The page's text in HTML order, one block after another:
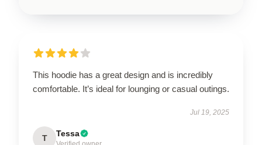
This hoodie has a great design and is incredibly
comfortable. It’s ideal for lounging or casual outings.
Jul 19, 2025
T Tessa